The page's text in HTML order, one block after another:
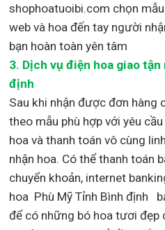
shophoatuoibi.com chọn
web và hoa đến tay người
bạn hoàn toàn yên tâm
3. Dịch vụ điện hoa giao tận
định
Sau khi nhận được đơn hàng
theo mẫu phù hợp với yêu
hoa và thanh toán vô cùng
nhận hoa. Có thể thanh toán
chuyển khoản, internet
hoa Phù Mỹ Tỉnh Bình định
để có những bó hoa tươi đẹp